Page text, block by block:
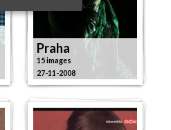
Praha
15 images
27-11-2008